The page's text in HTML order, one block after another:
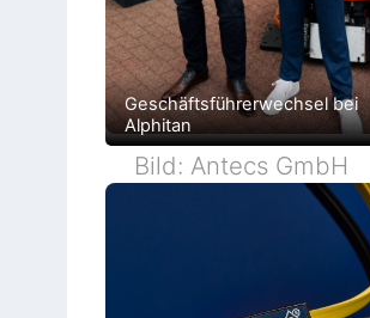
Geschäftsführerwechsel bei
Alphitan
Bild: Antecs GmbH